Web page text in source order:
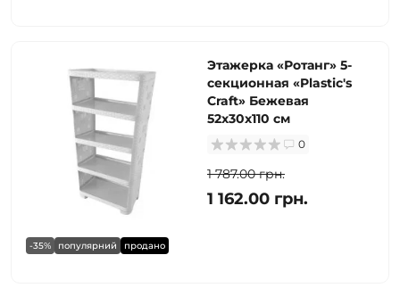
-35% популярний продано
Этажерка «Ротанг» 5-
секционная «Plastic's
Craft» Бежевая
52х30х110 см
0
1 787.00 грн.
1 162.00 грн.